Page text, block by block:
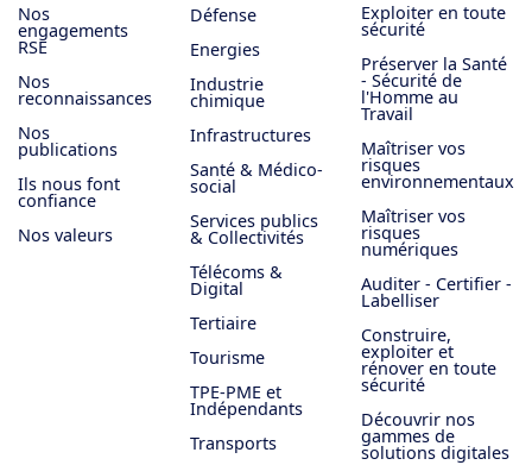
Nos
engagements
RSE
Nos
reconnaissances
Nos
publications
Ils nous font
confiance
Nos valeurs
Défense
Energies
Industrie
chimique
Infrastructures
Santé & Médico-
social
Services publics
& Collectivités
Télécoms &
Digital
Tertiaire
Tourisme
TPE-PME et
Indépendants
Transports
Exploiter en toute
sécurité
Préserver la Santé
- Sécurité de
l'Homme au
Travail
Maîtriser vos
risques
environnementaux
Maîtriser vos
risques
numériques
Auditer - Certifier -
Labelliser
Construire,
exploiter et
rénover en toute
sécurité
Découvrir nos
gammes de
solutions digitales